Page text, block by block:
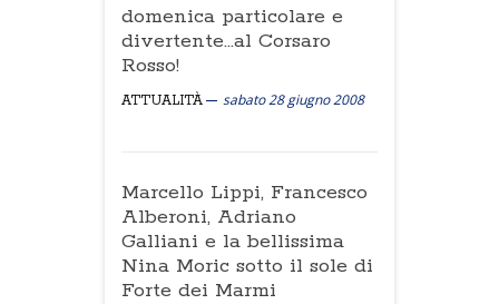
domenica particolare e
divertente...al Corsaro
Rosso!
ATTUALITÀ sabato 28 giugno 2008
Marcello Lippi, Francesco
Alberoni, Adriano
Galliani e la bellissima
Nina Moric sotto il sole di
Forte dei Marmi